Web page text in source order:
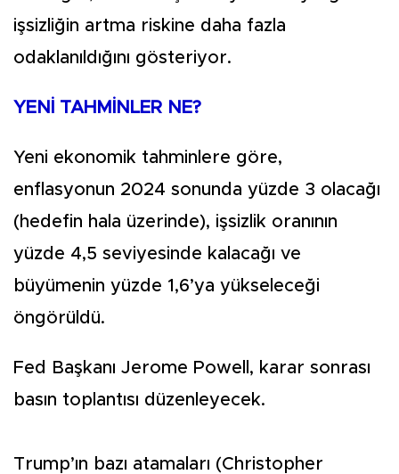
işsizliğin artma riskine daha fazla
odaklanıldığını gösteriyor.
YENİ TAHMİNLER NE?
Yeni ekonomik tahminlere göre,
enflasyonun 2024 sonunda yüzde 3 olacağı
(hedefin hala üzerinde), işsizlik oranının
yüzde 4,5 seviyesinde kalacağı ve
büyümenin yüzde 1,6’ya yükseleceği
öngörüldü.
Fed Başkanı Jerome Powell, karar sonrası
basın toplantısı düzenleyecek.
Trump’ın bazı atamaları (Christopher